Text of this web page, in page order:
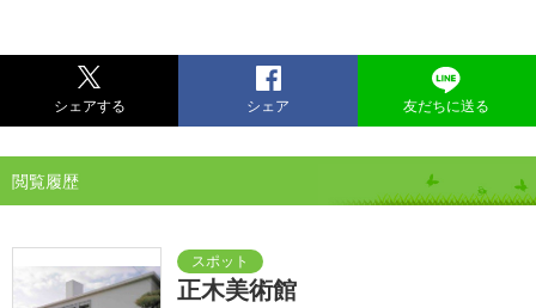
シェアする シェア 友だちに送る
閲覧履歴
正木美術館